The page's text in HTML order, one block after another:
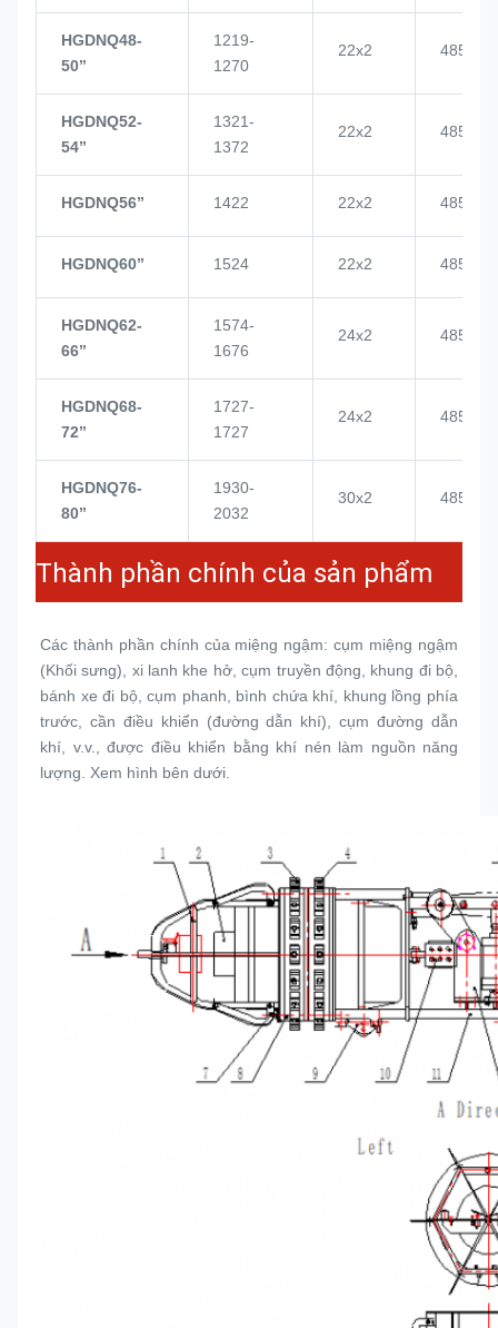
HGDNQ48-
50’’
1219-
1270
22x2 4855
HGDNQ52-
54’’
1321-
1372
22x2 4855
HGDNQ56’’ 1422 22x2 4855
HGDNQ60’’ 1524 22x2 4855
HGDNQ62-
66’’
1574-
1676
24x2 4855
HGDNQ68-
72’’
1727-
1727
24x2 4855
HGDNQ76-
80’’
1930-
2032
30x2 4855
Thành phần chính của sản phẩm
Các thành phần chính của miệng ngậm: cụm miệng ngậm
(Khối sưng), xi lanh khe hở, cụm truyền động, khung đi bộ,
bánh xe đi bộ, cụm phanh, bình chứa khí, khung lồng phía
trước, cần điều khiển (đường dẫn khí), cụm đường dẫn
khí, v.v., được điều khiển bằng khí nén làm nguồn năng
lượng. Xem hình bên dưới.